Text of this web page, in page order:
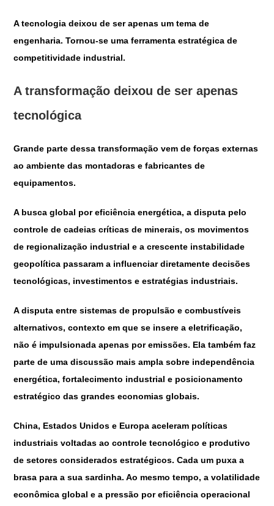
A tecnologia deixou de ser apenas um tema de
engenharia. Tornou-se uma ferramenta estratégica de
competitividade industrial.
A transformação deixou de ser apenas
tecnológica
Grande parte dessa transformação vem de forças externas
ao ambiente das montadoras e fabricantes de
equipamentos.
A busca global por eficiência energética, a disputa pelo
controle de cadeias críticas de minerais, os movimentos
de regionalização industrial e a crescente instabilidade
geopolítica passaram a influenciar diretamente decisões
tecnológicas, investimentos e estratégias industriais.
A disputa entre sistemas de propulsão e combustíveis
alternativos, contexto em que se insere a eletrificação,
não é impulsionada apenas por emissões. Ela também faz
parte de uma discussão mais ampla sobre independência
energética, fortalecimento industrial e posicionamento
estratégico das grandes economias globais.
China, Estados Unidos e Europa aceleram políticas
industriais voltadas ao controle tecnológico e produtivo
de setores considerados estratégicos. Cada um puxa a
brasa para a sua sardinha. Ao mesmo tempo, a volatilidade
econômica global e a pressão por eficiência operacional